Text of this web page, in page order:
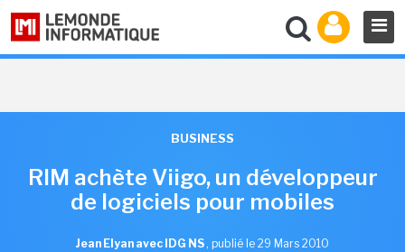
BUSINESS
RIM achète Viigo, un développeur
de logiciels pour mobiles
Jean Elyan avec IDG NS , publié le 29 Mars 2010